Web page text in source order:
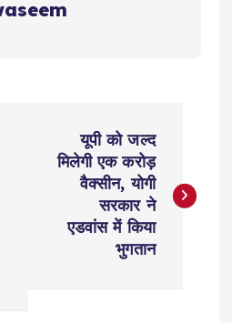
यूपी को जल्द
मिलेगी एक करोड़
वैक्सीन, योगी
सरकार ने
एडवांस में किया
भुगतान